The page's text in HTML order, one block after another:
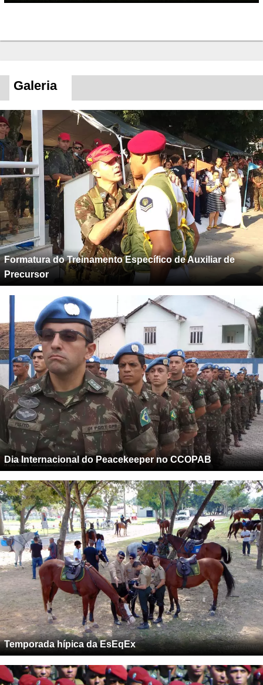
Galeria
Formatura do Treinamento Específico de Auxiliar de
Precursor
Dia Internacional do Peacekeeper no CCOPAB
Temporada hípica da EsEqEx